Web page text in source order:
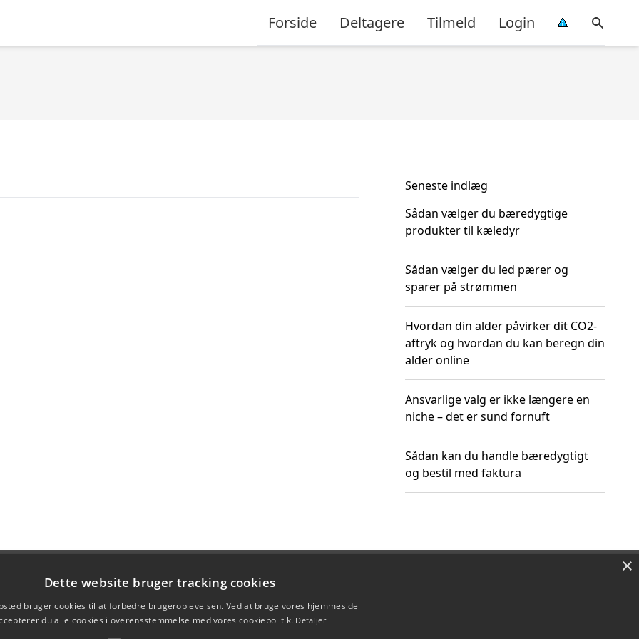
Forside Deltagere Tilmeld Login
Seneste indlæg
Sådan vælger du bæredygtige
produkter til kæledyr
Sådan vælger du led pærer og
sparer på strømmen
Hvordan din alder påvirker dit CO2-
aftryk og hvordan du kan beregn din
alder online
Ansvarlige valg er ikke længere en
niche – det er sund fornuft
Sådan kan du handle bæredygtigt
og bestil med faktura
×
Dette website bruger tracking cookies
bruger cookies til at forbedre brugeroplevelsen. Ved at bruge vores hjemmeside
du alle cookies i overensstemmelse med vores cookiepolitik. Detaljer